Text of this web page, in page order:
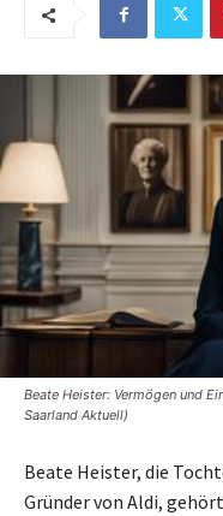
Beate Heister: Vermögen und
Saarland Aktuell)
Beate Heister, die
Gründer von Aldi,